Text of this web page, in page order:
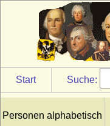
Start Suche:
Personen alphabetisch
Heilsbronn)
Kloster Lehnin
Lambertikirche in
Marienkirche Hanau
Martinskirche Kassel
Mausoleum im
Charlottenburg